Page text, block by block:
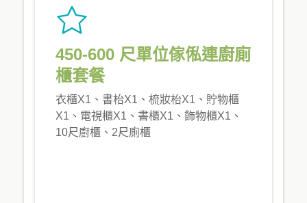
450-600 尺單位傢俬連廚廁
櫃套餐
衣櫃X1、書枱X1、梳妝枱X1、貯物櫃
X1、電視櫃X1、書櫃X1、飾物櫃X1、
10尺廚櫃、2尺廁櫃